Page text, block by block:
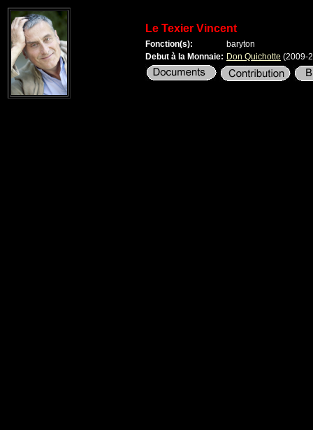
Le Texier Vincent
Fonction(s):
baryton
Debut à la Monnaie: Don Quichotte (2009-